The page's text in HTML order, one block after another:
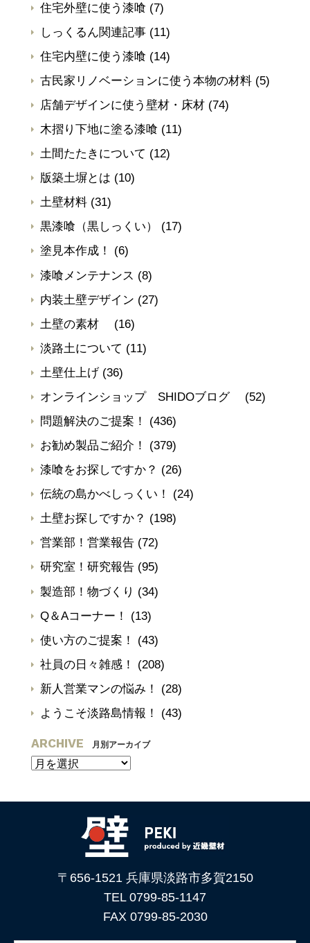
住宅外壁に使う漆喰 (7)
しっくるん関連記事 (11)
住宅内壁に使う漆喰 (14)
古民家リノベーションに使う本物の材料 (5)
店舗デザインに使う壁材・床材 (74)
木摺り下地に塗る漆喰 (11)
土間たたきについて (12)
版築土塀とは (10)
土壁材料 (31)
黒漆喰（黒しっくい）
(17)
塗見本作成！
(6)
漆喰メンテナンス (8)
内装土壁デザイン (27)
土壁の素材
(16)
淡路土について (11)
土壁仕上げ(36)
オンラインショップ SHIDOブログ
(52)
問題解決のご提案！
(436)
お勧め製品ご紹介！
(379)
漆喰をお探しですか？ (26)
伝統の島かべしっくい！
(24)
土壁お探しですか？ (198)
営業部！営業報告 (72)
研究室！研究報告 (95)
製造部！物づくり (34)
Q＆Aコーナー！
(13)
使い方のご提案！
(43)
社員の日々雑感！
(208)
新人営業マンの悩み！
(28)
ようこそ淡路島情報！
(43)
ARCHIVE 月別アーカイブ
〒656-1521 兵庫県淡路市多賀2150
TEL 0799-85-1147
FAX 0799-85-2030